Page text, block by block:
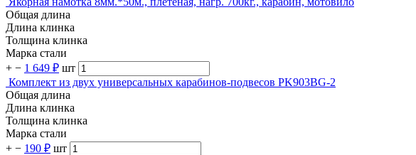
Общая длина
Длина клинка
Толщина клинка
Марка стали
+ − 1 649 ₽ шт
Комплект из двух универсальных карабинов-подвесов PK903BG-2
Общая длина
Длина клинка
Толщина клинка
Марка стали
+ − 190 ₽ шт